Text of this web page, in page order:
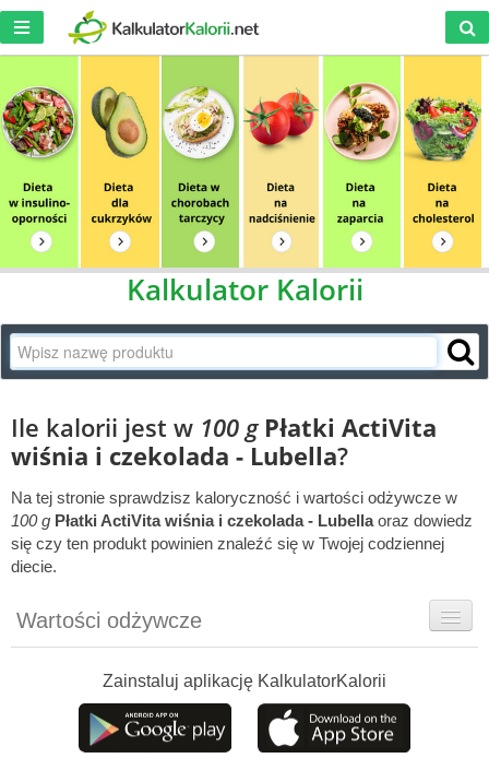
Kalkulator Kalorii
Ile kalorii jest w 100 g Płatki ActiVita
wiśnia i czekolada - Lubella?
Na tej stronie sprawdzisz kaloryczność i wartości odżywcze w
100 g Płatki ActiVita wiśnia i czekolada - Lubellaoraz dowiedz
się czy ten produkt powinien znaleźć się w Twojej codziennej
diecie.
Wartości odżywcze
Szczegółówe informacje
Ciekawostki
Zainstaluj aplikację KalkulatorKalorii